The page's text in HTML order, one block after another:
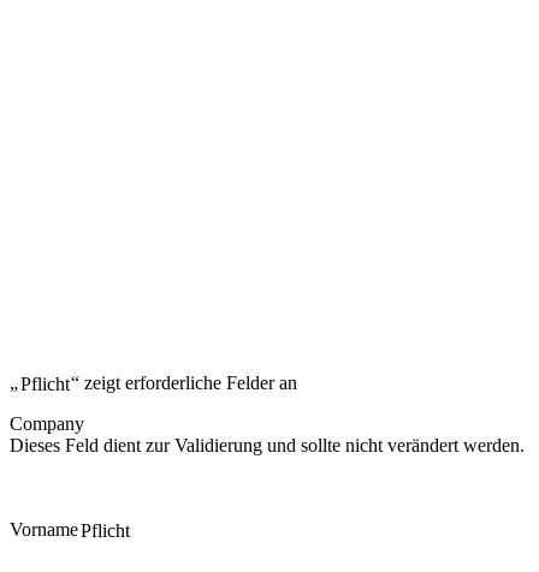
„Pflicht“ zeigt erforderliche Felder an
Company
Dieses Feld dient zur Validierung und sollte nicht verändert werden.
VornamePflicht